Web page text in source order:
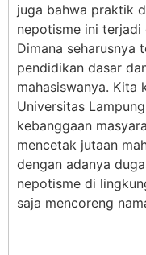
juga bahwa praktik
nepotisme ini terjadi
Dimana seharusnya
pendidikan dasar
mahasiswanya. Kita
Universitas
kebanggaan
mencetak jutaan
dengan adanya
nepotisme di
saja mencoreng